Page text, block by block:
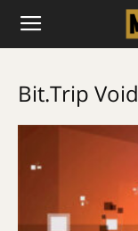
Bit.Trip Void